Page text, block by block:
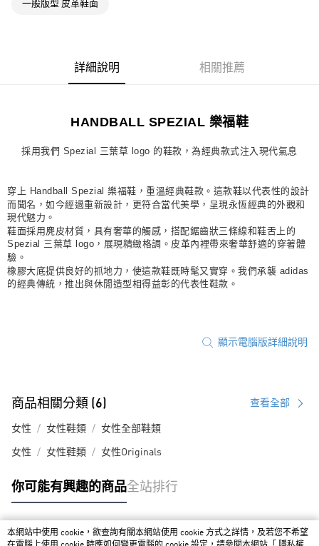
7-11取貨付款
每筆NT$80，滿NT$1,500(含以上)免運費
每筆NT$80，滿NT$1,500(含以上)免運費
付款後門市自取
一般版型 皮革鞋面
詳細說明 相關推薦
HANDBALL SPEZIAL 樂福鞋
採用我們 Spezial 三葉草 logo 的鞋款，為經典款式注入現代氣息
穿上 Handball Spezial 樂福鞋，重溫經典鞋款。這款鞋以代表性的設計
而聞名，如今經過重新設計，更符合當代美學，呈現永恆經典的外觀和
現代魅力。
鞋面採用麂皮材質，具有奢華的觸感，搭配鋸齒狀三條線和鞋舌上的
Spezial 三葉草 logo，展現精緻格調。皮革內裡帶來奢華舒適的穿著體
驗。
橡膠大底提供良好的抓地力，使這款鞋既時髦又實穿。我們承襲 adidas
的經典傳統，推出與休閒造型相得益彰的代表性鞋款。
顯示電腦版詳細說明
商品相關分類 (6) 查看全部
女性 女性鞋類 女性全部鞋類
女性 女性鞋類 女性Originals
你可能有興趣的商品全站排行
熱門標籤
本網站中使用 cookie，欲查詢有關本網站使用 cookie 方式之詳情，及若您不希望